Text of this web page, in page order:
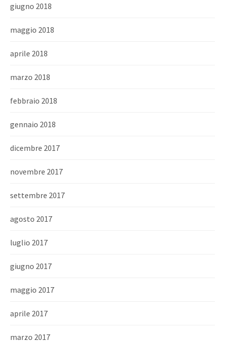
giugno 2018
maggio 2018
aprile 2018
marzo 2018
febbraio 2018
gennaio 2018
dicembre 2017
novembre 2017
settembre 2017
agosto 2017
luglio 2017
giugno 2017
maggio 2017
aprile 2017
marzo 2017